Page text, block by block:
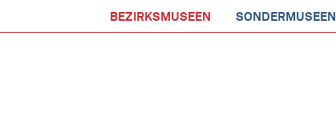
BEZIRKSMUSEEN SONDERMUSEEN